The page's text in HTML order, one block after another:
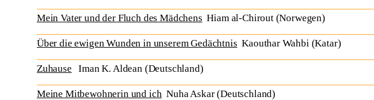
Mein Vater und der Fluch des Mädchens Hiam al-Chirout (Norwegen)
Über die ewigen Wunden in unserem Gedächtnis Kaouthar Wahbi (Katar)
Zuhause Iman K. Aldean (Deutschland)
Meine Mitbewohnerin und ichNuha Askar (Deutschland)